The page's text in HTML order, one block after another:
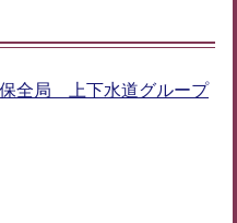
全局 上下水道グループ